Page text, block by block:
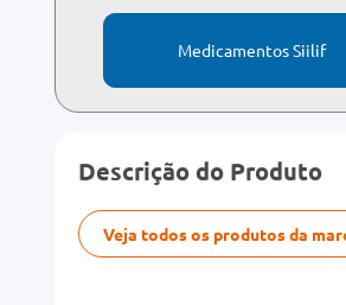
Medicamentos Siilif
Descrição do Produto
Veja todos os produtos da